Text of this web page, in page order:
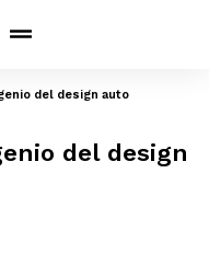
del design auto
del design